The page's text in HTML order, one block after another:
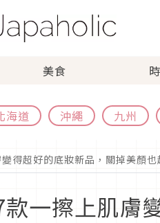
美食
海道 沖繩 九州
得超好的底妝新品，關掉美顏也
一擦上肌膚